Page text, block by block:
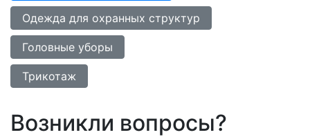
Одежда для охранных структур
Головные уборы
Трикотаж
Возникли вопросы?